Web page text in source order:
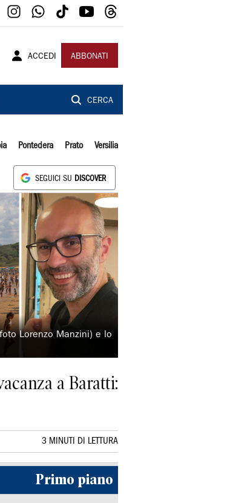
ACCEDI ABBONATI
CERCA
Pontedera Prato Versilia
SEGUICI SU DISCOVER
Lorenzo Manzini) e lo
a Baratti:
3 MINUTI DI LETTURA
Primo piano